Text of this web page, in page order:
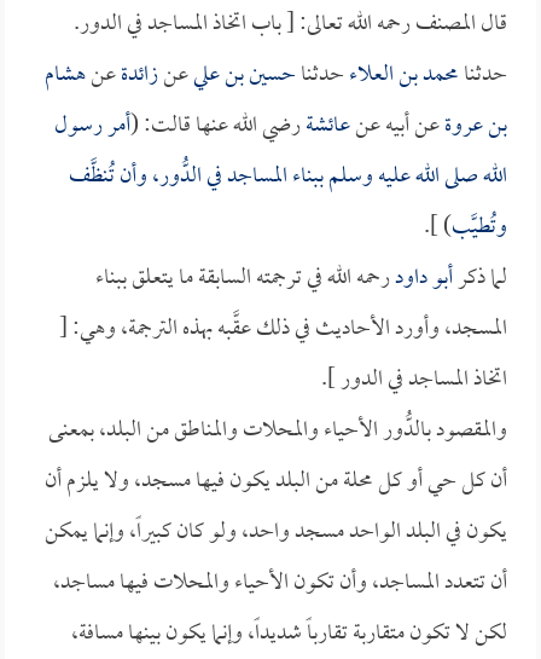
قال المصنف رحمه الله تعالى: [ باب اتخاذ المساجد في الدور.
حدثنامحمد بن العلاءحدثناحسين بن عليعنزائدةعنهشام
بن عروةعن أبيه عنعائشةرضي الله عنها قالت: (أمر رسول
الله صلى الله عليه وسلم ببناء المساجد في الدُّور، وأن تُنظَّف
وتُطيَّب) ].
لما ذكرأبو داودرحمه الله في ترجمته السابقة ما يتعلق ببناء
المسجد، وأورد الأحاديث في ذلك عقَّبه بهذه الترجمة، وهي: [
اتخاذ المساجد في الدور ].
والمقصود بالدُّور الأحياء والمحلات والمناطق من البلد، بمعنى
أن كل حي أو كل محلة من البلد يكون فيها مسجد، ولا يلزم أن
يكون في البلد الواحد مسجد واحد، ولو كان كبيراً، وإنما يمكن
أن تتعدد المساجد، وأن تكون الأحياء والمحلات فيها مساجد،
لكن لا تكون متقاربة تقارباً شديداً، وإنما يكون بينها مسافة،